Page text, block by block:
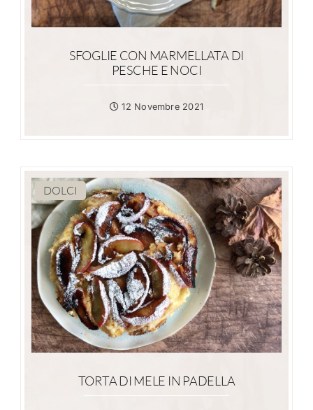
SFOGLIE CON MARMELLATA DI
PESCHE E NOCI
12 Novembre 2021
DOLCI
TORTA DI MELE IN PADELLA